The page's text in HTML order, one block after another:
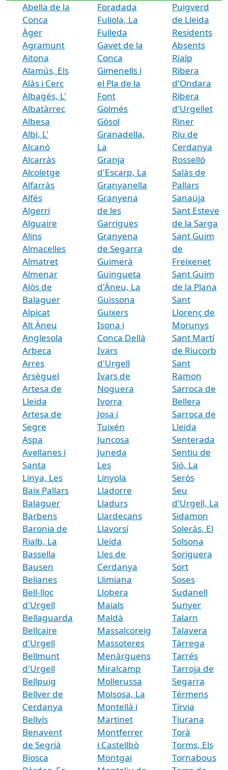
Abella de la
Conca
Àger
Agramunt
Aitona
Alamús, Els
Alàs i Cerc
Albagés, L'
Albatàrrec
Albesa
Albi, L'
Alcanó
Alcarràs
Alcoletge
Alfarràs
Alfés
Algerri
Alguaire
Alins
Almacelles
Almatret
Almenar
Alòs de
Balaguer
Alpicat
Alt Àneu
Anglesola
Arbeca
Arres
Arsèguel
Artesa de
Lleida
Artesa de
Segre
Aspa
Avellanes i
Santa
Linya, Les
Baix Pallars
Balaguer
Barbens
Baronia de
Rialb, La
Bassella
Bausen
Belianes
Bell-lloc
d'Urgell
Bellaguarda
Bellcaire
d'Urgell
Bellmunt
d'Urgell
Bellpuig
Bellver de
Cerdanya
Bellvís
Benavent
de Segrià
Biosca
Foradada
Fuliola, La
Fulleda
Gavet de la
Conca
Gimenells i
el Pla de la
Font
Golmés
Gósol
Granadella,
La
Granja
d'Escarp, La
Granyanella
Granyena
de les
Garrigues
Granyena
de Segarra
Guimerà
Guingueta
d'Àneu, La
Guissona
Guixers
Isona i
Conca Dellà
Ivars
d'Urgell
Ivars de
Noguera
Ivorra
Josa i
Tuixén
Juncosa
Juneda
Les
Linyola
Lladorre
Lladurs
Llardecans
Llavorsí
Lleida
Lles de
Cerdanya
Llimiana
Llobera
Maials
Maldà
Massalcoreig
Massoteres
Menàrguens
Miralcamp
Mollerussa
Molsosa, La
Montellà i
Martinet
Montferrer
i Castellbò
Montgai
Puigverd
de Lleida
Residents
Absents
Rialp
Ribera
d'Ondara
Ribera
d'Urgellet
Riner
Riu de
Cerdanya
Rosselló
Salàs de
Pallars
Sanaüja
Sant Esteve
de la Sarga
Sant Guim
de
Freixenet
Sant Guim
de la Plana
Sant
Llorenç de
Morunys
Sant Martí
de Riucorb
Sant
Ramon
Sarroca de
Bellera
Sarroca de
Lleida
Senterada
Sentiu de
Sió, La
Seròs
Seu
d'Urgell, La
Sidamon
Soleràs, El
Solsona
Soriguera
Sort
Soses
Sudanell
Sunyer
Talarn
Talavera
Tàrrega
Tarrés
Tarroja de
Segarra
Térmens
Tírvia
Tiurana
Torà
Torms, Els
Tornabous